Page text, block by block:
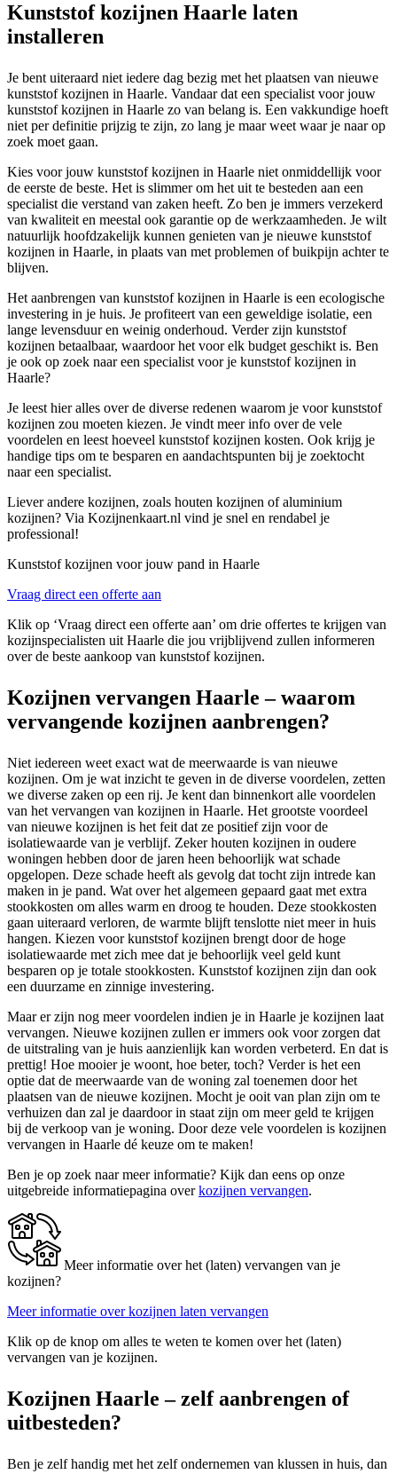
Kunststof kozijnen Haarle laten
installeren
Je bent uiteraard niet iedere dag bezig met het plaatsen van nieuwe
kunststof kozijnen in Haarle. Vandaar dat een specialist voor jouw
kunststof kozijnen in Haarle zo van belang is. Een vakkundige hoeft
niet per definitie prijzig te zijn, zo lang je maar weet waar je naar op
zoek moet gaan.
Kies voor jouw kunststof kozijnen in Haarle niet onmiddellijk voor
de eerste de beste. Het is slimmer om het uit te besteden aan een
specialist die verstand van zaken heeft. Zo ben je immers verzekerd
van kwaliteit en meestal ook garantie op de werkzaamheden. Je wilt
natuurlijk hoofdzakelijk kunnen genieten van je nieuwe kunststof
kozijnen in Haarle, in plaats van met problemen of buikpijn achter te
blijven.
Het aanbrengen van kunststof kozijnen in Haarle is een ecologische
investering in je huis. Je profiteert van een geweldige isolatie, een
lange levensduur en weinig onderhoud. Verder zijn kunststof
kozijnen betaalbaar, waardoor het voor elk budget geschikt is. Ben
je ook op zoek naar een specialist voor je kunststof kozijnen in
Haarle?
Je leest hier alles over de diverse redenen waarom je voor kunststof
kozijnen zou moeten kiezen. Je vindt meer info over de vele
voordelen en leest hoeveel kunststof kozijnen kosten. Ook krijg je
handige tips om te besparen en aandachtspunten bij je zoektocht
naar een specialist.
Liever andere kozijnen, zoals houten kozijnen of aluminium
kozijnen? Via Kozijnenkaart.nl vind je snel en rendabel je
professional!
Kunststof kozijnen voor jouw pand in Haarle
Vraag direct een offerte aan
Klik op ‘Vraag direct een offerte aan’ om drie offertes te krijgen van
kozijnspecialisten uit Haarle die jou vrijblijvend zullen informeren
over de beste aankoop van kunststof kozijnen.
Kozijnen vervangen Haarle – waarom
vervangende kozijnen aanbrengen?
Niet iedereen weet exact wat de meerwaarde is van nieuwe
kozijnen. Om je wat inzicht te geven in de diverse voordelen, zetten
we diverse zaken op een rij. Je kent dan binnenkort alle voordelen
van het vervangen van kozijnen in Haarle. Het grootste voordeel
van nieuwe kozijnen is het feit dat ze positief zijn voor de
isolatiewaarde van je verblijf. Zeker houten kozijnen in oudere
woningen hebben door de jaren heen behoorlijk wat schade
opgelopen. Deze schade heeft als gevolg dat tocht zijn intrede kan
maken in je pand. Wat over het algemeen gepaard gaat met extra
stookkosten om alles warm en droog te houden. Deze stookkosten
gaan uiteraard verloren, de warmte blijft tenslotte niet meer in huis
hangen. Kiezen voor kunststof kozijnen brengt door de hoge
isolatiewaarde met zich mee dat je behoorlijk veel geld kunt
besparen op je totale stookkosten. Kunststof kozijnen zijn dan ook
een duurzame en zinnige investering.
Maar er zijn nog meer voordelen indien je in Haarle je kozijnen laat
vervangen. Nieuwe kozijnen zullen er immers ook voor zorgen dat
de uitstraling van je huis aanzienlijk kan worden verbeterd. En dat is
prettig! Hoe mooier je woont, hoe beter, toch? Verder is het een
optie dat de meerwaarde van de woning zal toenemen door het
plaatsen van de nieuwe kozijnen. Mocht je ooit van plan zijn om te
verhuizen dan zal je daardoor in staat zijn om meer geld te krijgen
bij de verkoop van je woning. Door deze vele voordelen is kozijnen
vervangen in Haarle dé keuze om te maken!
Ben je op zoek naar meer informatie? Kijk dan eens op onze
uitgebreide informatiepagina overkozijnen vervangen.
Meer informatie over het (laten) vervangen van je
kozijnen?
Meer informatie over kozijnen laten vervangen
Klik op de knop om alles te weten te komen over het (laten)
vervangen van je kozijnen.
Kozijnen Haarle – zelf aanbrengen of
uitbesteden?
Ben je zelf handig met het zelf ondernemen van klussen in huis, dan